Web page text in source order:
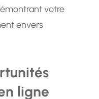
votre
envers
ligne